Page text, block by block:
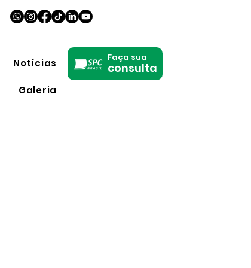
Notícias
Galeria
Faça sua
consulta